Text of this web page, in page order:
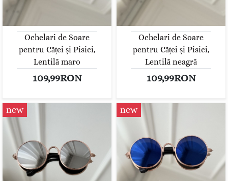
Ochelari de Soare
pentru Căței și Pisici,
Lentilă maro
109,99RON
Ochelari de Soare
pentru Căței și Pisici,
Lentilă neagră
109,99RON
new new